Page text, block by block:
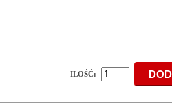
ILOŚĆ: